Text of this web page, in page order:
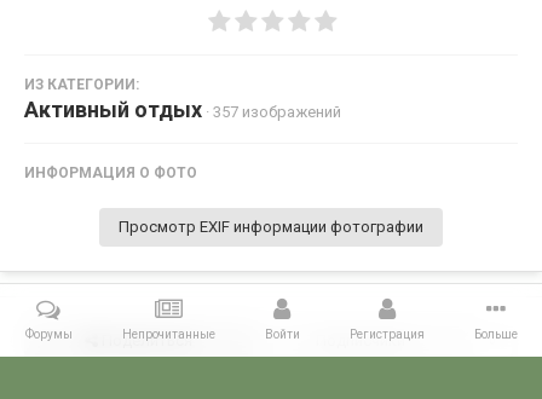
ИЗ КАТЕГОРИИ:
Активный отдых · 357 изображений
ИНФОРМАЦИЯ О ФОТО
Просмотр EXIF информации фотографии
Поделиться Подписчики 0
Форумы Непрочитанные Войти Регистрация Больше